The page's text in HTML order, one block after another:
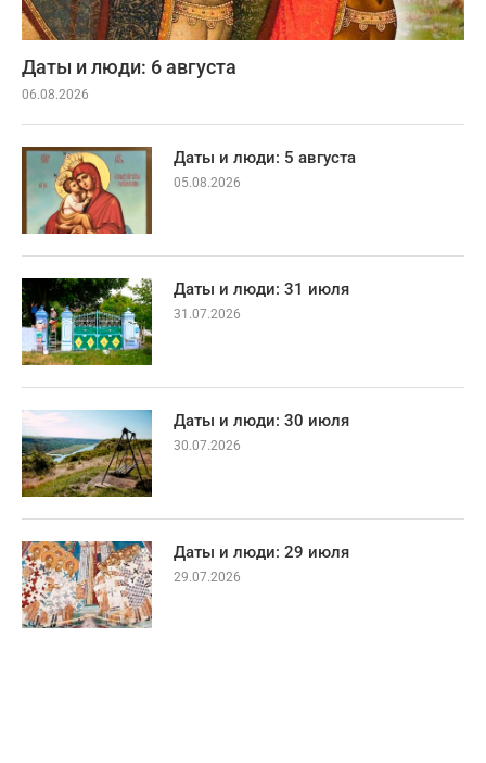
Даты и люди: 6 августа
06.08.2026
Даты и люди: 5 августа
05.08.2026
Даты и люди: 31 июля
31.07.2026
Даты и люди: 30 июля
30.07.2026
Даты и люди: 29 июля
29.07.2026